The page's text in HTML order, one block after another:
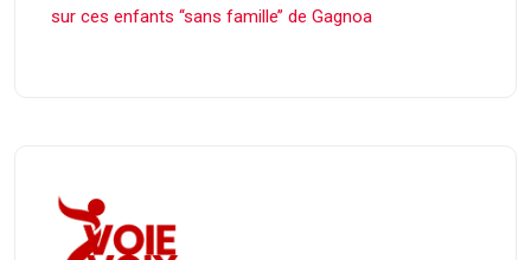
sur ces enfants ‘‘sans famille’’ de Gagnoa